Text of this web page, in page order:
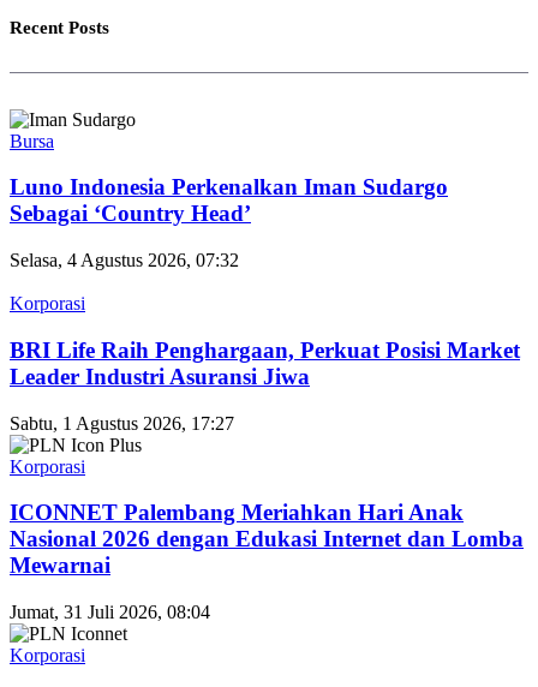
Recent Posts
Bursa
Luno Indonesia Perkenalkan Iman Sudargo
Sebagai ‘Country Head’
Selasa, 4 Agustus 2026, 07:32
Korporasi
BRI Life Raih Penghargaan, Perkuat Posisi Market
Leader Industri Asuransi Jiwa
Sabtu, 1 Agustus 2026, 17:27
Korporasi
ICONNET Palembang Meriahkan Hari Anak
Nasional 2026 dengan Edukasi Internet dan Lomba
Mewarnai
Jumat, 31 Juli 2026, 08:04
Korporasi